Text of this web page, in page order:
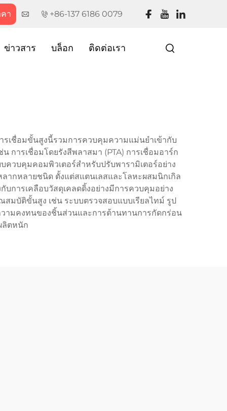
า +86-137 6186 0079
ข่าวสาร บล็อก ติดต่อเรา
เชื่อมขั้นสูงนี้รวมการควบคุมความแม่นยำเข้ากับ
การเชื่อมโดยรังสีพลาสมา (PTA) การเชื่อมอาร์ก
ควบคุมคอมพิวเตอร์สำหรับปรับพารามิเตอร์อย่าง
ากหลายชนิด ตั้งแต่สแตนเลสและโลหะผสมนิกเกิล
การเคลือบวัสดุเคลดดิ้งอย่างมีการควบคุมอย่าง
มบัติขั้นสูง เช่น ระบบตรวจสอบแบบเรียลไทม์ รูป
ามคงทนของชิ้นส่วนและการต้านทานการกัดกร่อน
ลิตหนัก